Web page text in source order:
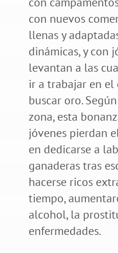
con nuevos
llenas y
dinámicas, y con
levantan a las
ir a trabajar en el
buscar oro.
zona, esta
jóvenes pierdan
en dedicarse a
ganaderas tras
hacerse ricos
tiempo,
alcohol, la
enfermedades.